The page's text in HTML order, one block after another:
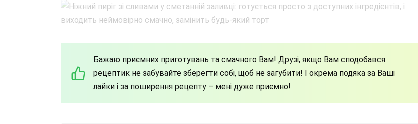
Бажаю приємних приготувань та смачного Вам! Друзі, якщо Вам сподобався
рецептик не забувайте зберегти собі, щоб не загубити! І окрема подяка за Ваші
лайки і за поширення рецепту – мені дуже приємно!